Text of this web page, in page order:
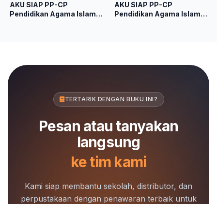
AKU SIAP PP-CP
Pendidikan Agama Islam
AKU SIAP PP-CP
Pendidikan Agama Islam
TERTARIK DENGAN BUKU INI?
Pesan atau tanyakan
langsung
ke tim kami
Kami siap membantu sekolah, distributor, dan
perpustakaan dengan penawaran terbaik untuk